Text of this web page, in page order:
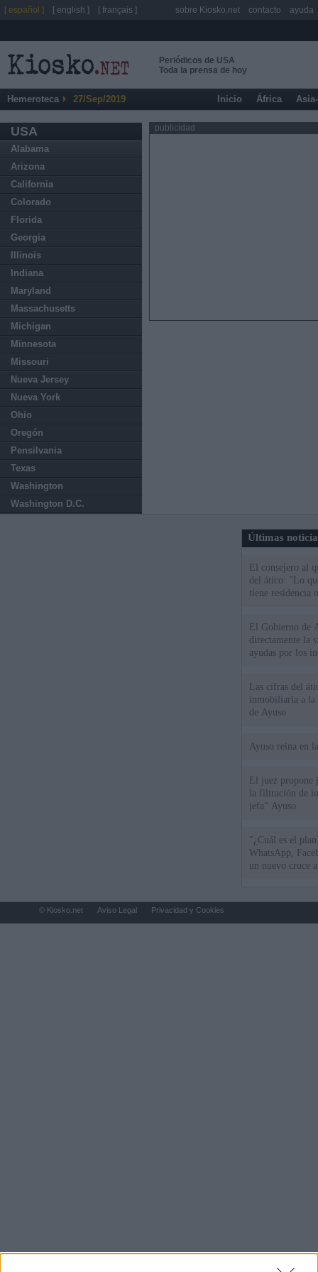
Periódicos de USA
Toda la prensa de hoy
Hemeroteca 27/Sep/2019 Inicio África
USA
Alabama
Arizona
California
Colorado
Florida
Georgia
Illinois
Indiana
Maryland
Massachusetts
Michigan
Minnesota
Missouri
Nueva Jersey
Nueva York
Ohio
Oregón
Pensilvania
Texas
Washington
Washington D.C.
publicidad
Últimas
El consejero al
del ático: "Lo
tiene residencia
El Gobierno de
directamente la
ayudas por los
Las cifras del
inmobiliaria a la
de Ayuso
Ayuso reina en
El juez propone
la filtración de
jefa" Ayuso
"¿Cuál es el
WhatsApp,
un nuevo cruce
[ español ] [ english ] [ français ] sobre Kiosko.net contacto ayuda
© Kiosko.net Aviso Legal Privacidad y Cookies